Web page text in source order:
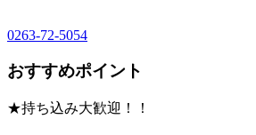
0263-72-5054
おすすめポイント
★持ち込み大歓迎！！